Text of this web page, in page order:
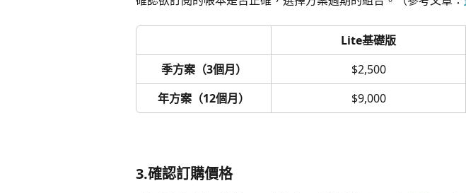
Lite基礎版
季方案（3個月）
$2,500
年方案（12個月）
$9,000
3.確認訂購價格